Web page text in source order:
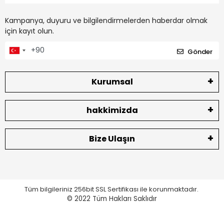
Kampanya, duyuru ve bilgilendirmelerden haberdar olmak
için kayıt olun.
Gönder
Kurumsal
hakkimizda
Bize Ulaşın
Tüm bilgileriniz 256bit SSL Sertifikası ile korunmaktadır.
© 2022 Tüm Hakları Saklıdır